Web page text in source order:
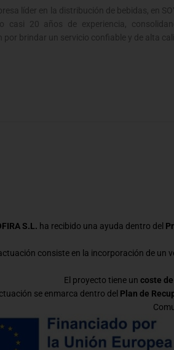
líder en la distribución de bebidas, en
casi 20 años de experiencia,
por brindar un servicio confiable y de alta
S.L. ha recibido una ayuda dentro del
consiste en la incorporación de un
El proyecto tiene un coste
se enmarca dentro del Plan de